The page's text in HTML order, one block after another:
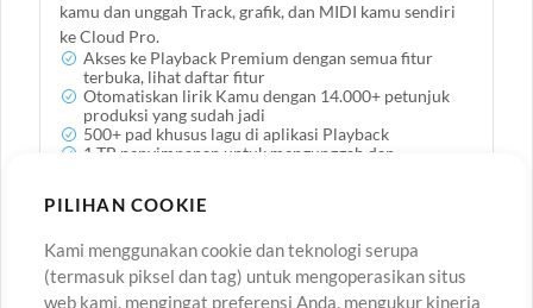
PILIHAN COOKIE
Kami menggunakan cookie dan teknologi serupa
(termasuk piksel dan tag) untuk mengoperasikan situs
web kami, mengingat preferensi Anda, mengukur kinerja
kamu dan unggah Track, grafik, dan MIDI kamu sendiri
ke Cloud Pro.
Akses ke Playback Premium dengan semua fitur
terbuka, lihat daftar fitur
Otomatiskan lirik Kamu dengan 14.000+ petunjuk
produksi yang sudah jadi
500+ pad khusus lagu di aplikasi Playback
1 TB penyimpanan untuk mengunggah dan
Buat dan simpan pengaturan dan susunan lagu
Simpan dan akses MIDI Cues, Automations, dan
pengaturan lagu kustom di berbagai perangkat
Track Klik dan Track Panduan Tak Terbatas untuk